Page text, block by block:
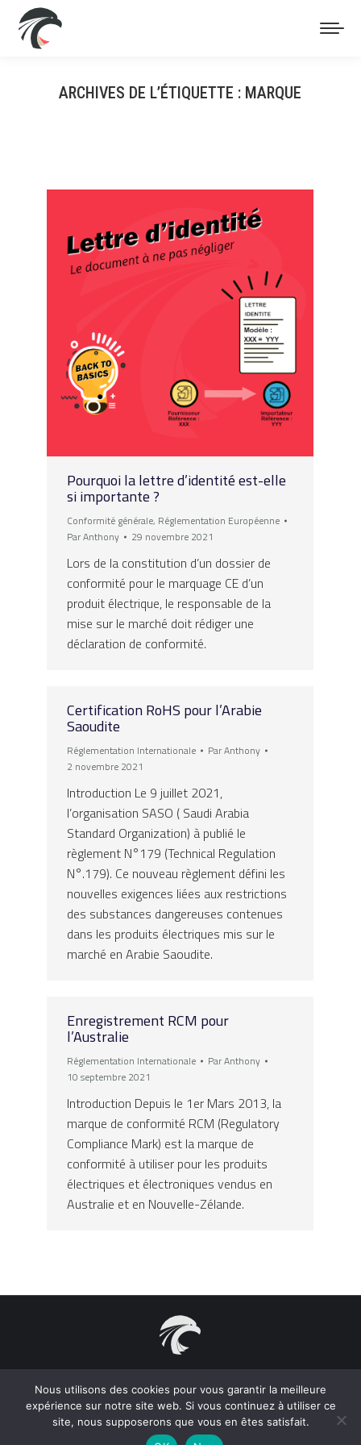
ARCHIVES DE L’ÉTIQUETTE : MARQUE
Pourquoi la lettre d’identité est-elle
si importante ?
Conformité générale, Réglementation Européenne
ParAnthony 29 novembre 2021
Lors de la constitution d’un dossier de
conformité pour le marquage CE d’un
produit électrique, le responsable de la
mise sur le marché doit rédiger une
déclaration de conformité.
Certification RoHS pour l’Arabie
Saoudite
Réglementation Internationale ParAnthony
2 novembre 2021
Introduction Le 9 juillet 2021,
l’organisation SASO ( Saudi Arabia
Standard Organization) à publié le
règlement N°179 (Technical Regulation
N°.179). Ce nouveau règlement défini les
nouvelles exigences liées aux restrictions
des substances dangereuses contenues
dans les produits électriques mis sur le
marché en Arabie Saoudite.
Enregistrement RCM pour
l’Australie
Réglementation Internationale ParAnthony
10 septembre 2021
Introduction Depuis le 1er Mars 2013, la
marque de conformité RCM (Regulatory
Compliance Mark) est la marque de
conformité à utiliser pour les produits
électriques et électroniques vendus en
Australie et en Nouvelle-Zélande.
2021 Acepelec S.A.S. - Tous droits réservés 31, rue Chevalier
Paul, 83000 Toulon - France
Aide à la Certification des Produits Electriques. Support et
accompagnement à la mise en conformité des appareils
électroménager et électrodomestique. Marquage CE, KC, CCC,
Nous utilisons des cookies pour vous garantir la meilleure
expérience sur notre site web. Si vous continuez à utiliser ce
site, nous supposerons que vous en êtes satisfait.